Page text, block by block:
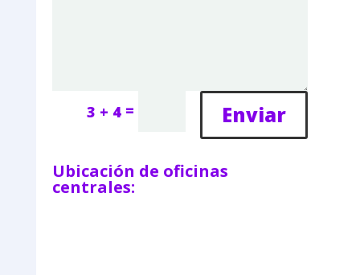
3 + 4 = Enviar
Ubicación de oficinas
centrales: